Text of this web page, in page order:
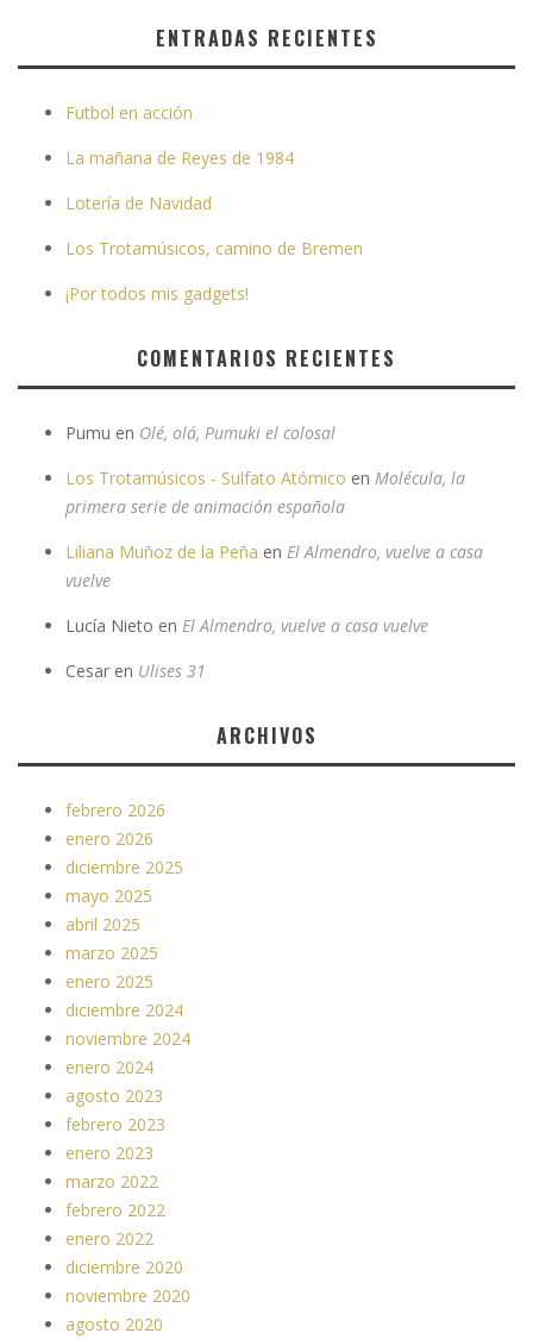
ENTRADAS RECIENTES
Futbol en acción
La mañana de Reyes de 1984
Lotería de Navidad
Los Trotamúsicos, camino de Bremen
¡Por todos mis gadgets!
COMENTARIOS RECIENTES
Pumu en Olé, olá, Pumuki el colosal
Los Trotamúsicos - Sulfato Atómico en Molécula, la
primera serie de animación española
Liliana Muñoz de la Peña en El Almendro, vuelve a casa
vuelve
Lucía Nieto en El Almendro, vuelve a casa vuelve
Cesar en Ulises 31
ARCHIVOS
febrero 2026
enero 2026
diciembre 2025
mayo 2025
abril 2025
marzo 2025
enero 2025
diciembre 2024
noviembre 2024
enero 2024
agosto 2023
febrero 2023
enero 2023
marzo 2022
febrero 2022
enero 2022
diciembre 2020
noviembre 2020
agosto 2020